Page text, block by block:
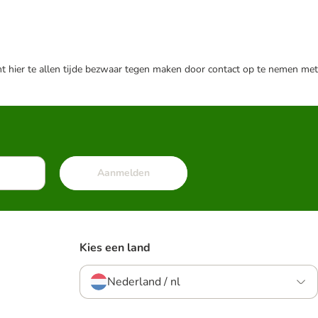
te allen tijde bezwaar tegen maken door contact op te nemen met
Aanmelden
Kies een land
Nederland / nl